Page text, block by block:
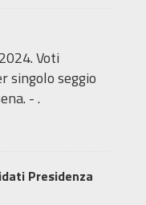
Voti
singolo seggio
- .
Presidenza